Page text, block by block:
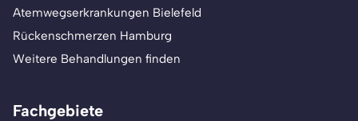
Atemwegserkrankungen Bielefeld
Rückenschmerzen Hamburg
Weitere Behandlungen finden
Fachgebiete